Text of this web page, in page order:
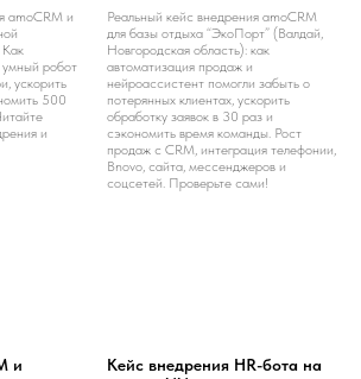
amoCRM и
Как
робот
ускорить
500
и
Реальный кейс внедрения amoCRM
для базы отдыха “ЭкоПорт” (Валдай,
Новгородская область): как
автоматизация продаж и
нейроассистент помогли забыть о
потерянных клиентах, ускорить
обработку заявок в 30 раз и
сэкономить время команды. Рост
продаж с CRM, интеграция телефонии,
Bnovo, сайта, мессенджеров и
соцсетей. Проверьте сами!
и
Кейс внедрения HR-бота на